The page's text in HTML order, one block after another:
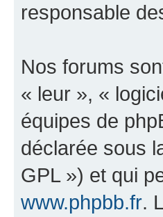
responsable
Nos forums
« leur », «
équipes de
déclarée sous
GPL ») et qui
www.phpbb.fr.